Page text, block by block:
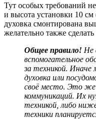
Тут особых требований
и высота установки 10
духовка смонтирована
желательно также
Общее правило! Не
вспомогательное
за техникой.
духовка или
своё место. Это же
коммуникаций. Их
техникой, либо
техники